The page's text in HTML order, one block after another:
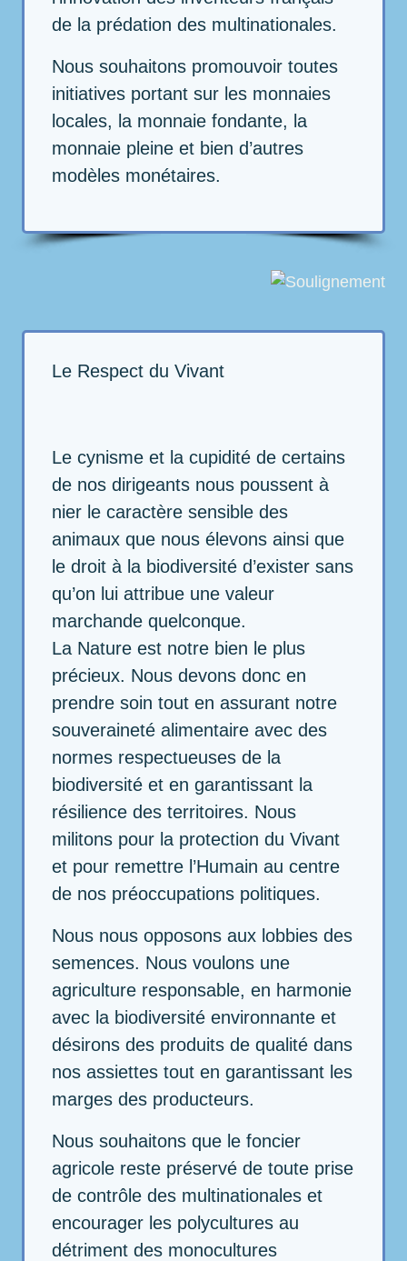
de la prédation des multinationales.
Nous souhaitons promouvoir toutes
initiatives portant sur les monnaies
locales, la monnaie fondante, la
monnaie pleine et bien d’autres
modèles monétaires.
Le Respect du Vivant
Le cynisme et la cupidité de certains
de nos dirigeants nous poussent à
nier le caractère sensible des
animaux que nous élevons ainsi que
le droit à la biodiversité d’exister sans
qu’on lui attribue une valeur
marchande quelconque.
La Nature est notre bien le plus
précieux. Nous devons donc en
prendre soin tout en assurant notre
souveraineté alimentaire avec des
normes respectueuses de la
biodiversité et en garantissant la
résilience des territoires. Nous
militons pour la protection du Vivant
et pour remettre l’Humain au centre
de nos préoccupations politiques.
Nous nous opposons aux lobbies des
semences. Nous voulons une
agriculture responsable, en harmonie
avec la biodiversité environnante et
désirons des produits de qualité dans
nos assiettes tout en garantissant les
marges des producteurs.
Nous souhaitons que le foncier
agricole reste préservé de toute prise
de contrôle des multinationales et
encourager les polycultures au
détriment des monocultures